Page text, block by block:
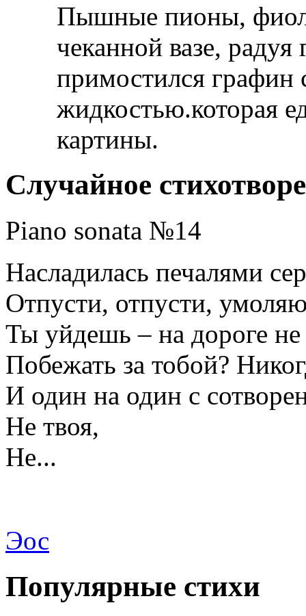
Пышные пионы,
чеканной вазе,
примостился графин
жидкостью.которая
картины.
Случайное
Piano sonata №14
Насладилась печалями
Отпусти, отпусти,
Ты уйдешь – на дороге не
Побежать за тобой?
И один на один с
Не твоя,
Не...
Эос
Популярные стихи